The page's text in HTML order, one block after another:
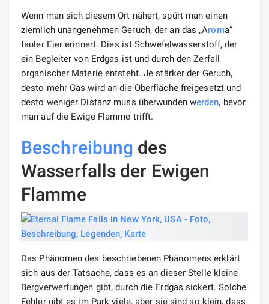
Fehler gibt es im Park viele, aber sie sind so klein, dass
sie die Verbrennung nicht dauerhaft unterstützen
können und zudem größtenteils im Freien liegen. Die
ewige Flamme befindet sich in einerHöhle, deren
Eingang durch fließende Wasserstrahlen verschlossen
ist. Manchmal erlischt die Flamme, aber zahlreiche
Touristen korrigieren diese Situation schnell, indem sie
ein Feuerzeug oder ein Streichholz zur Spaltung bringen.
Gasemissionen, beträgt aber im Durchschnitt 10 bis 20
Zentimeter.
Der Wasserfall selbst ist ein neun Meter langer
fließender Wasserst
von Schauern und geschmolzenem Schnee gespeist
wird. Im Frühjahr öffnen sie mit voller Kraft und
eine Lampe in der Höhle zu brennen, die mit einer
Decke bedeckt ist.